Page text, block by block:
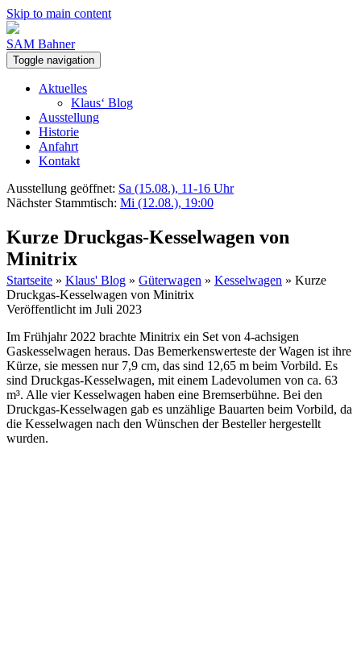
Skip to main content
SAM Bahner
Toggle navigation
Aktuelles
Klaus‘ Blog
Ausstellung
Historie
Anfahrt
Kontakt
Ausstellung geöffnet: Sa (15.08.), 11-16 Uhr
Nächster Stammtisch: Mi (12.08.), 19:00
Kurze Druckgas-Kesselwagen von
Minitrix
Startseite » Klaus' Blog » Güterwagen » Kesselwagen » Kurze
Druckgas-Kesselwagen von Minitrix
Veröffentlicht im Juli 2023
Im Frühjahr 2022 brachte Minitrix ein Set von 4-achsigen
Gaskesselwagen heraus. Das Bemerkenswerteste der Wagen ist ihre
Kürze, sie messen nur 7,9 cm, das sind 12,65 m beim Vorbild. Es
sind Druckgas-Kesselwagen, mit einem Ladevolumen von ca. 63
m³. Alle vier Kesselwagen haben eine Bremserbühne. Bei den
Druckgas-Kesselwagen gab es unzählige Bauarten beim Vorbild, da
die Kesselwagen nach den Wünschen der Besteller hergestellt
wurden.